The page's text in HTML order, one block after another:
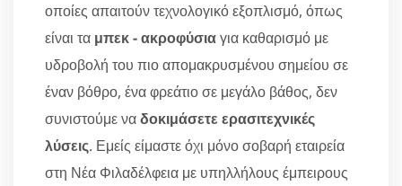
οποίες απαιτούν τεχνολογικό εξοπλισμό, όπως
είναι τα μπεκ - ακροφύσιαγια καθαρισμό με
υδροβολή του πιο απομακρυσμένου σημείου σε
έναν βόθρο, ένα φρεάτιο σε μεγάλο βάθος, δεν
συνιστούμε ναδοκιμάσετε ερασιτεχνικές
λύσεις. Εμείς είμαστε όχι μόνο σοβαρή εταιρεία
στη Νέα Φιλαδέλφεια με υπηλλήλους έμπειρους